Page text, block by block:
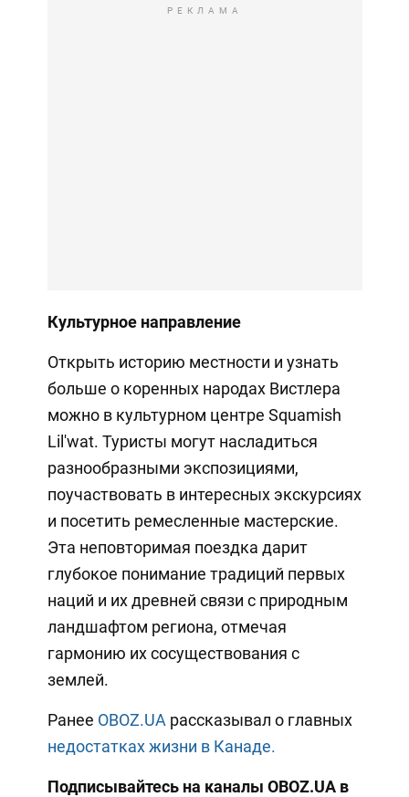
РЕКЛАМА
Культурное направление
Открыть историю местности и узнать
больше о коренных народах Вистлера
можно в культурном центре Squamish
Lil'wat. Туристы могут насладиться
разнообразными экспозициями,
поучаствовать в интересных экскурсиях
и посетить ремесленные мастерские.
Эта неповторимая поездка дарит
глубокое понимание традиций первых
наций и их древней связи с природным
ландшафтом региона, отмечая
гармонию их сосуществования с
землей.
Ранее OBOZ.UA рассказывал о главных
недостатках жизни в Канаде.
Подписывайтесь на каналы OBOZ.UA в